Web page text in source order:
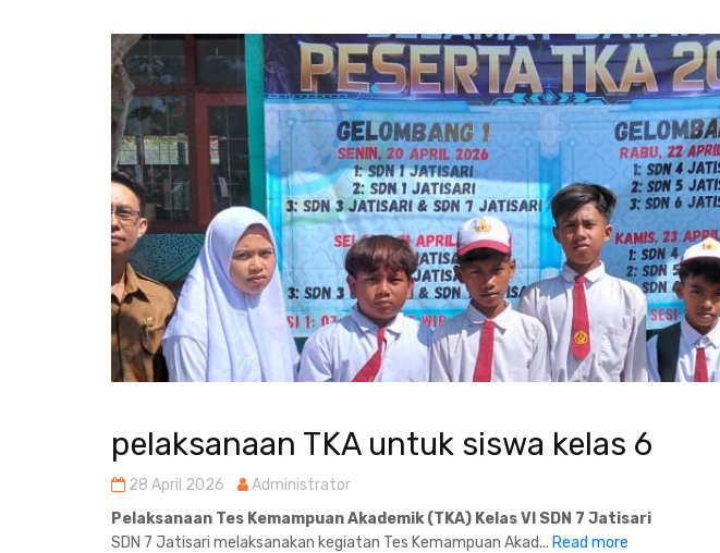
pelaksanaan TKA untuk siswa kelas 6
28 April 2026
Administrator
Pelaksanaan Tes Kemampuan Akademik (TKA) Kelas VI SDN 7 Jatisari
SDN 7 Jatisari melaksanakan kegiatan Tes Kemampuan Akad... Read more